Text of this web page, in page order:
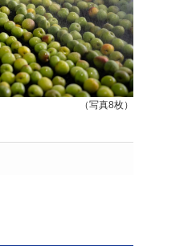
（写真8枚）